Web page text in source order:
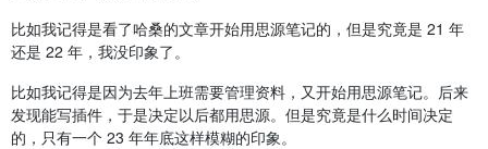
比如我记得是看了哈桑的文章开始用思源笔记的，但是究竟是 21 年
还是 22 年，我没印象了。
比如我记得是因为去年上班需要管理资料，又开始用思源笔记。后来
发现能写插件，于是决定以后都用思源。但是究竟是什么时间决定
的，只有一个 23 年年底这样模糊的印象。